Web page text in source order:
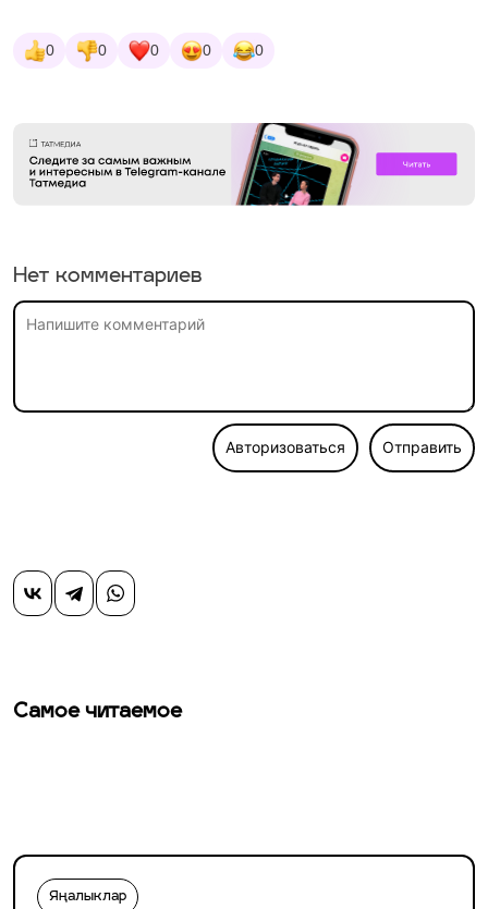
0 0 0 0 0
Нет комментариев
Авторизоваться Отправить
Самое читаемое
Яңалыклар